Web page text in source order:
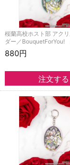
桜蘭高校ホスト部 アク
ダー／
880円